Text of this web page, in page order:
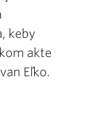
keby
akte
Eľko.